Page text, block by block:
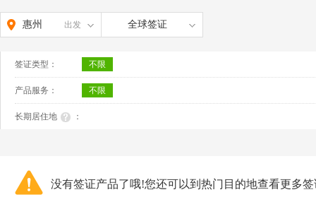
惠州 出发 全球签证
签证类型： 不限
产品服务： 不限
长期居住地 ：
没有签证产品了哦!您还可以到热门目的地查看更多